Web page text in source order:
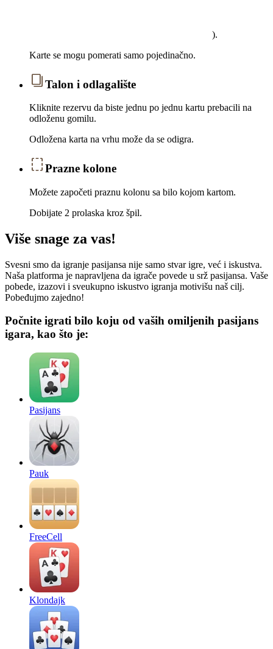
).
Karte se mogu pomerati samo pojedinačno.
Talon i odlagalište
Kliknite rezervu da biste jednu po jednu kartu prebacili na
odloženu gomilu.
Odložena karta na vrhu može da se odigra.
Prazne kolone
Možete započeti praznu kolonu sa bilo kojom kartom.
Dobijate 2 prolaska kroz špil.
Više snage za vas!
Svesni smo da igranje pasijansa nije samo stvar igre, već i iskustva.
Naša platforma je napravljena da igrače povede u srž pasijansa. Vaše
pobede, izazovi i sveukupno iskustvo igranja motivišu naš cilj.
Pobeđujmo zajedno!
Počnite igrati bilo koju od vaših omiljenih pasijans
igara, kao što je:
Pasijans
Pauk
FreeCell
Klondajk